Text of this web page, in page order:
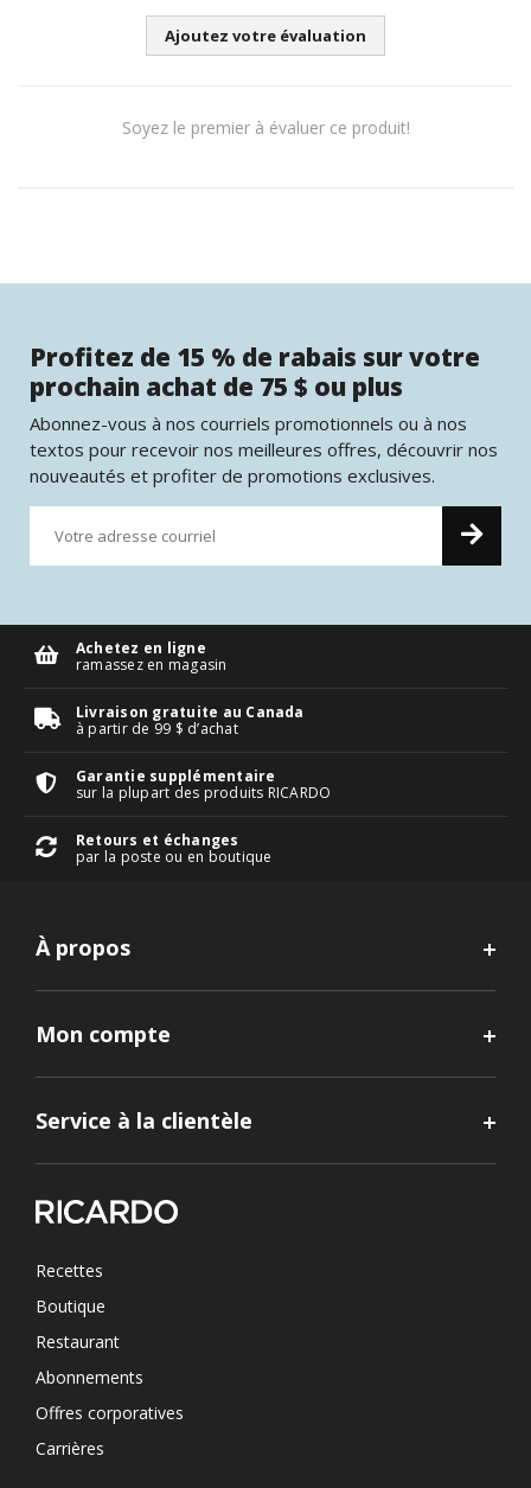
Ajoutez votre évaluation
Soyez le premier à évaluer ce produit!
Profitez de 15 % de rabais sur votre
prochain achat de 75 $ ou plus
Abonnez-vous à nos courriels promotionnels ou à nos
textos pour recevoir nos meilleures offres, découvrir nos
nouveautés et profiter de promotions exclusives.
Achetez en ligne
ramassez en magasin
Livraison gratuite au Canada
à partir de 99 $ d’achat
Garantie supplémentaire
sur la plupart des produits RICARDO
Retours et échanges
par la poste ou en boutique
À propos
Mon compte
Service à la clientèle
Recettes
Boutique
Restaurant
Abonnements
Offres corporatives
Carrières